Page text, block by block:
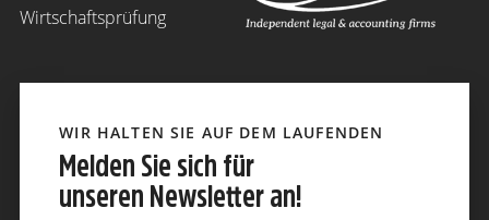
Wirtschaftsprüfung
WIR HALTEN SIE AUF DEM LAUFENDEN
Melden Sie sich für
unseren Newsletter an!